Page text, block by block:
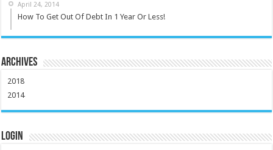
April 24, 2014
How To Get Out Of Debt In 1 Year Or Less!
Archives
2018
2014
Login